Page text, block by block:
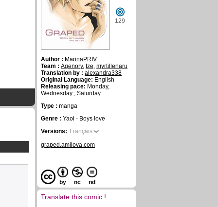
129
Author : MarinaPRIV
Team : Agenory, tze, myrtillenaru
Translation by : alexandra338
Original Language: English
Releasing pace: Monday,
Wednesday , Saturday
Type : manga
Genre : Yaoi - Boys love
Versions: Français
graped.amilova.com
by nc nd
Translate this comic !